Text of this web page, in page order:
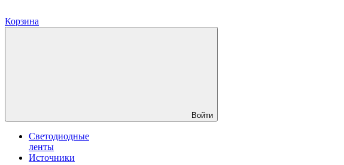
Корзина
Войти
Светодиодные
ленты
Источники